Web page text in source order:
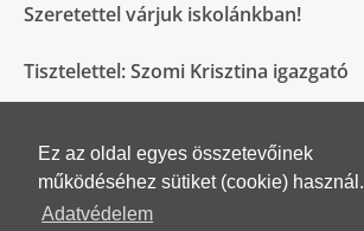
Ez az oldal egyes összetevőinek
működéséhez sütiket (cookie) használ.
Adatvédelem
Szeretettel várjuk iskolánkban!
Tisztelettel: Szomi Krisztina igazgató